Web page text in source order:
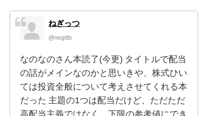
ねぎっつ
@negitts
なのなのさん本読了(今更) タイトルで配当
の話がメインなのかと思いきや、株式ひい
ては投資全般について考えさせてくれる本
だった 主題の1つは配当だけど、ただただ